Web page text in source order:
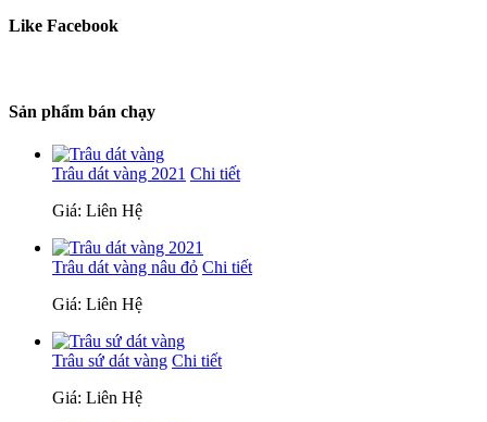
Like Facebook
Sản phẩm bán chạy
Trâu dát vàng 2021 Chi tiết
Giá: Liên Hệ
Trâu dát vàng nâu đỏ Chi tiết
Giá: Liên Hệ
Trâu sứ dát vàng Chi tiết
Giá: Liên Hệ